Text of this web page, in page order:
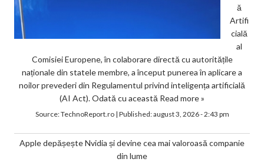
ă
Artifi
cială
al
Comisiei Europene, în colaborare directă cu autoritățile
naționale din statele membre, a început punerea în aplicare a
noilor prevederi din Regulamentul privind inteligența artificială
(AI Act). Odată cu această Read more »
Source:TechnoReport.ro| Published:august 3, 2026 - 2:43 pm
Apple depășește Nvidia și devine cea mai valoroasă companie
din lume